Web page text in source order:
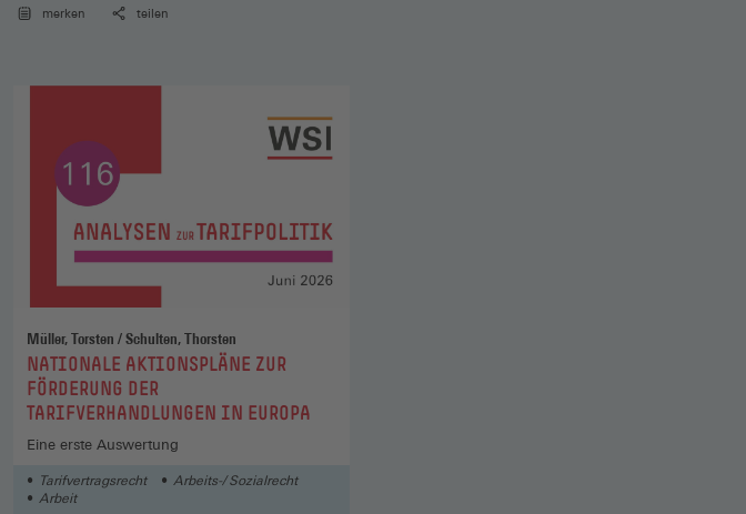
merken teilen
Müller, Torsten / Schulten, Thorsten
:NATIONALE AKTIONSPLÄNE ZUR
FÖRDERUNG DER
TARIFVERHANDLUNGEN IN EUROPA
Eine erste Auswertung
Tarifvertragsrecht
Arbeits-/ Sozialrecht
Arbeit